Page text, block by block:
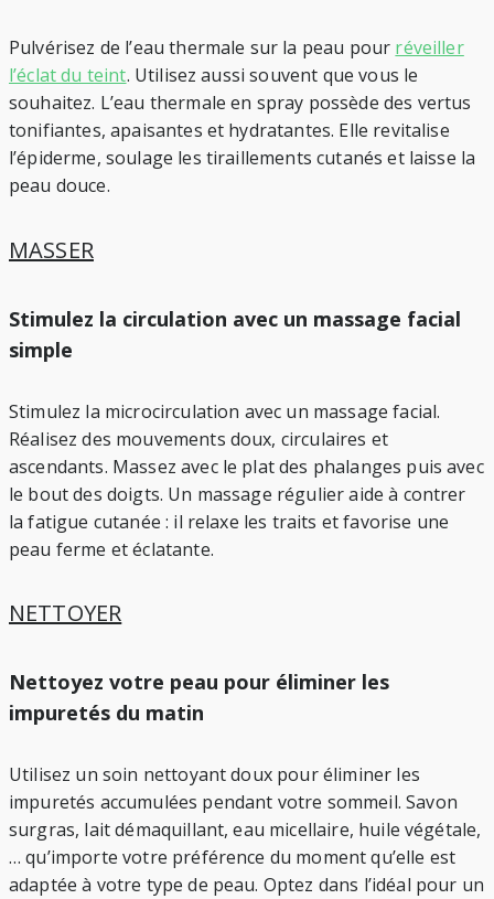
Pulvérisez de l’eau thermale sur la peau pour réveiller
l’éclat du teint. Utilisez aussi souvent que vous le
souhaitez. L’eau thermale en spray possède des vertus
tonifiantes, apaisantes et hydratantes. Elle revitalise
l’épiderme, soulage les tiraillements cutanés et laisse la
peau douce.
MASSER
Stimulez la circulation avec un massage facial
simple
Stimulez la microcirculation avec un massage facial.
Réalisez des mouvements doux, circulaires et
ascendants. Massez avec le plat des phalanges puis avec
le bout des doigts. Un massage régulier aide à contrer
la fatigue cutanée : il relaxe les traits et favorise une
peau ferme et éclatante.
NETTOYER
Nettoyez votre peau pour éliminer les
impuretés du matin
Utilisez un soin nettoyant doux pour éliminer les
impuretés accumulées pendant votre sommeil. Savon
surgras, lait démaquillant, eau micellaire, huile végétale,
… qu’importe votre préférence du moment qu’elle est
adaptée à votre type de peau. Optez dans l’idéal pour un